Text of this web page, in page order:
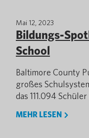
Mai 12, 2023
Bildungs-
School
Baltimore County
großes
das 111.094
MEHR LESEN